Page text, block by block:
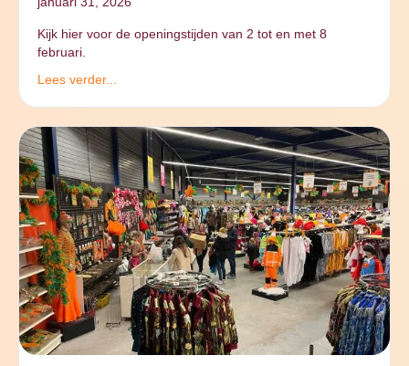
Kijk hier voor de openingstijden van 2 tot en met 8
februari.
Lees verder...